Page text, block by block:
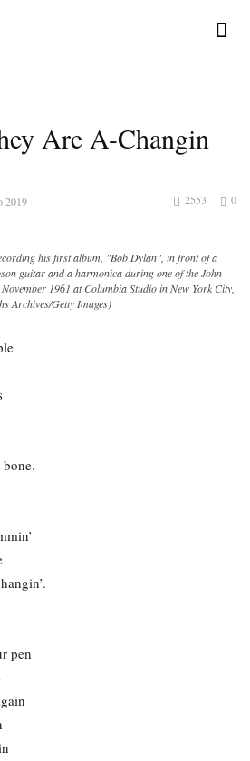
Are A-Changin
2019 0
2553
his first album, "Bob Dylan", in front of a
guitar and a harmonica during one of the John
1961 at Columbia Studio in New York City,
Archives/Getty Images)
pen